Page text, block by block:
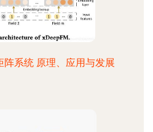
系统 原理、应用与发展